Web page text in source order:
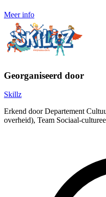
Meer info
Georganiseerd door
Skillz
Erkend door Departement
overheid), Team Sociaal-